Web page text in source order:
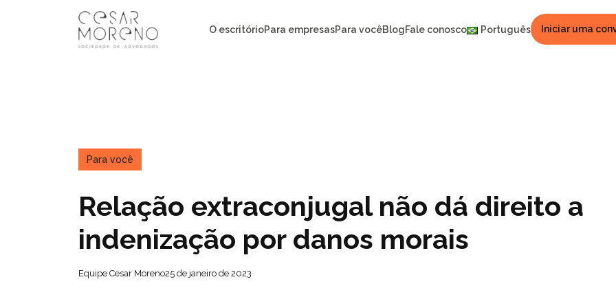
O escritórioPara empresasPara vocêBlogFale conosco Português Iniciar uma
Para você
Relação extraconjugal não dá direito a
indenização por danos morais
Equipe Cesar Moreno25 de janeiro de 2023